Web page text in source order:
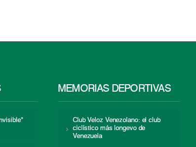
MEMORIAS DEPORTIVAS
Club Veloz Venezolano: el club
ciclístico más longevo de
Venezuela